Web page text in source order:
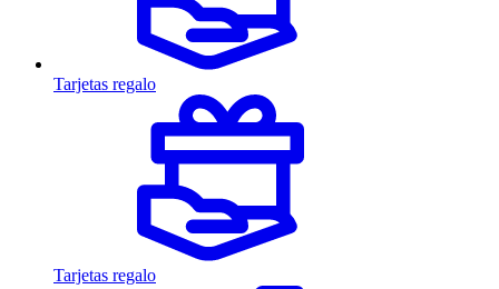
Tarjetas regalo
Tarjetas regalo